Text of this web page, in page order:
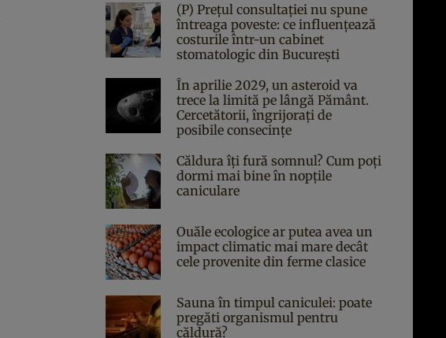
(P) Prețul consultației nu spune
întreaga poveste: ce influențează
costurile într-un cabinet
stomatologic din București
În aprilie 2029, un asteroid va
trece la limită pe lângă Pământ.
Cercetătorii, îngrijorați de
posibile consecințe
Căldura îți fură somnul? Cum poți
dormi mai bine în nopțile
caniculare
Ouăle ecologice ar putea avea un
impact climatic mai mare decât
cele provenite din ferme clasice
Sauna în timpul caniculei: poate
pregăti organismul pentru
căldură?